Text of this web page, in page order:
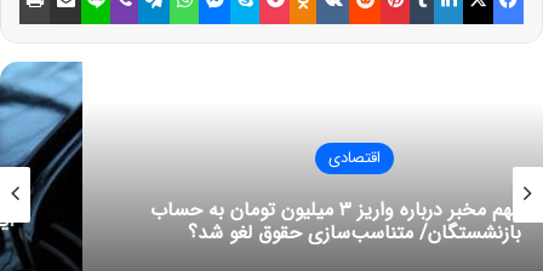
رنگ خاص این خودرو با French Racing Blue شروع شده و در انتها
به Atlantic Blue می‌رسد. این ظاهر دو رنگ بیشتر با نام‌های
نوشته‌شده مربوط به رویدادها و مکان‌هایی که نقش مهمی در هشت
این خودروی دست دوم ۱۵ میلیارد تومان قیمت دارد!